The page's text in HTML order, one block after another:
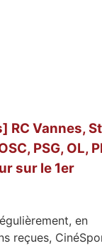
RC Vannes,
PSG, OL,
sur le 1er
en
reçues,